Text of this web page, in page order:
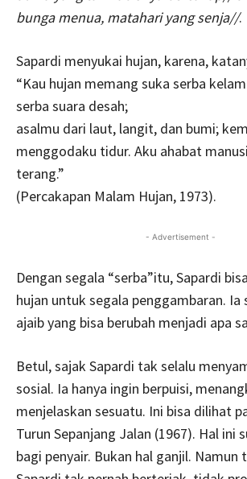
bunga menua, matahari yang senja//.
Sapardi menyukai hujan, karena,
“Kau hujan memang suka serba
serba suara desah;
asalmu dari laut, langit, dan bumi;
menggodaku tidur. Aku ahabat
terang.”
(Percakapan Malam Hujan, 1973).
- Advertisement -
Dengan segala “serba”itu, Sapardi
hujan untuk segala penggambaran.
ajaib yang bisa berubah menjadi apa
Betul, sajak Sapardi tak selalu
sosial. Ia hanya ingin berpuisi,
menjelaskan sesuatu. Ini bisa dilihat
Turun Sepanjang Jalan (1967). Hal ini
bagi penyair. Bukan hal ganjil. Namun